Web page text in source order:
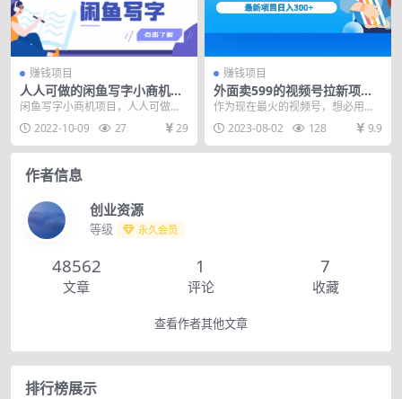
赚钱项目
人人可做的闲鱼写字小商机项
目，每千字可赚70+
闲鱼写字小商机项目，人人可做，
每千字赚70+ 今天分享的这个项目
是在闲鱼看到的。...
2022-10-09 27 29
赚钱项目
外面卖599的视频号拉新项
目，每天只需要去直播就可有
作为现在最火的视频号，想必用户
已经超过了抖音，游戏拉新这个任
务非常的简单 适合新...
2023-08-02 128 9.9
作者信息
创业资源
等级 永久会员
48562
文章
1
评论
7
收藏
查看作者其他文章
排行榜展示